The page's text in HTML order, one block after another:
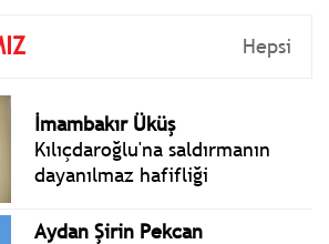
Hepsi
İmambakır Üküş
Kılıçdaroğlu'na saldırmanın
dayanılmaz hafifliği
Aydan Şirin Pekcan